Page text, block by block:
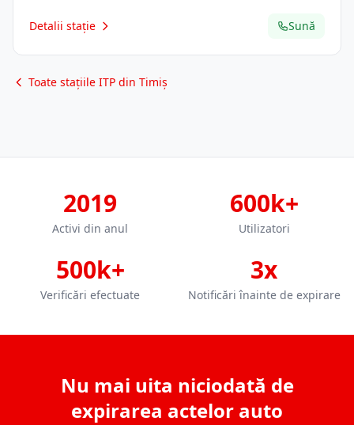
Detalii stație Sună
Toate stațiile ITP din Timiș
2019
Activi din anul
600k+
Utilizatori
500k+
Verificări efectuate
3x
Notificări înainte de expirare
Nu mai uita niciodată de
expirarea actelor auto